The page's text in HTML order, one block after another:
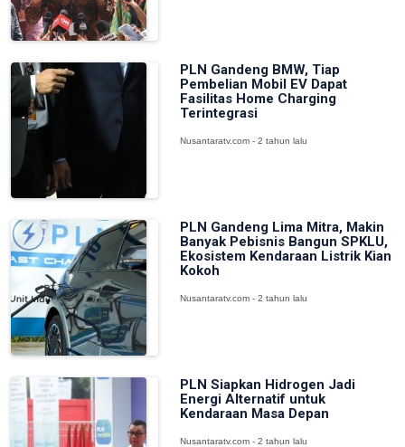
PLN Gandeng BMW, Tiap
Pembelian Mobil EV Dapat
Fasilitas Home Charging
Terintegrasi
Nusantaratv.com - 2 tahun lalu
PLN Gandeng Lima Mitra, Makin
Banyak Pebisnis Bangun SPKLU,
Ekosistem Kendaraan Listrik Kian
Kokoh
Nusantaratv.com - 2 tahun lalu
PLN Siapkan Hidrogen Jadi
Energi Alternatif untuk
Kendaraan Masa Depan
Nusantaratv.com - 2 tahun lalu